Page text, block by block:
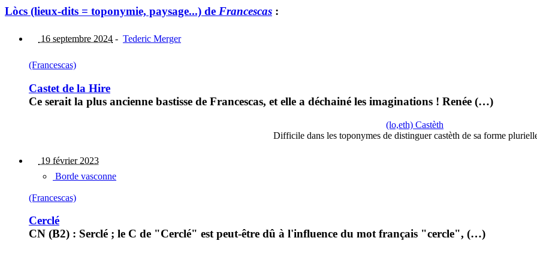
Lòcs (lieux-dits = toponymie, paysage...) de Francescas :
16 septembre 2024 - Tederic Merger
(Francescas)
Castet de la Hire
Ce serait la plus ancienne bastisse de Francescas, et elle a déchainé les imaginations ! Renée (…)
(lo,eth) Castèth
Difficile dans les toponymes de distinguer castèth de sa forme
19 février 2023
Borde vasconne
(Francescas)
Cerclé
CN (B2) : Serclé ; le C de "Cerclé" est peut-être dû à l'influence du mot français "cercle", (…)